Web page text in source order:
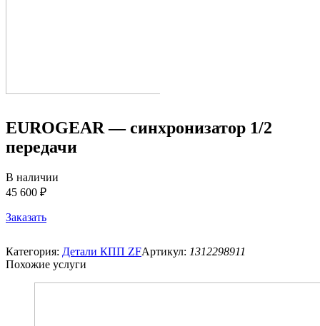
EUROGEAR — синхронизатор 1/2
передачи
В наличии
45 600 ₽
Заказать
Категория: Детали КПП ZFАртикул: 1312298911
Похожие услуги